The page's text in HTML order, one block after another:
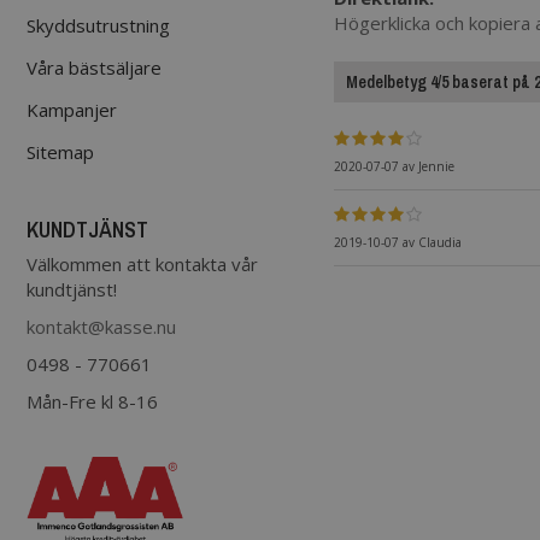
Skyddsutrustning
Våra bästsäljare
Kampanjer
Sitemap
KUNDTJÄNST
Välkommen att kontakta vår
kundtjänst!
kontakt@kasse.nu
0498 - 770661
Mån-Fre kl 8-16
Högerklicka och kopiera
Medelbetyg 4/5 baserat på
2020-07-07 av Jennie
2019-10-07 av Claudia